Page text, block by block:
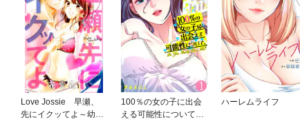
Love Jossie 早瀬、
先にイクッてよ～幼な
100％の女の子に出会
える可能性について。
ハーレムライフ